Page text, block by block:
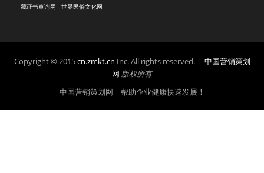
藏证书查询网
世界民俗文化网
Copyright © 2015cn.zmkt.cn Inc. All rights reserved. | 中国营销策划
网 版权所有
中国营销策划网 帮助企业健康快速发展！